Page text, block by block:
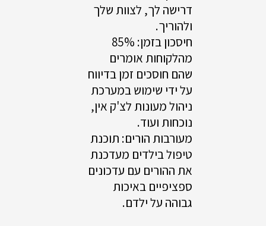
דרישה לך, לצוות שלך
ולהוריך.
חיסכון בזמן: 85%
מהלקוחות אומרים
שהם חוסכים זמן בדיווח
על ידי שימוש במערכת
ניהול מעונות לצ'ק אין,
נוכחות ועוד.
מעורבות הורים: תוכנת
טיפול בילדים מעדכנת
את ההורים עם עדכונים
ספציפיים באיכות
גבוהה על ילדם.